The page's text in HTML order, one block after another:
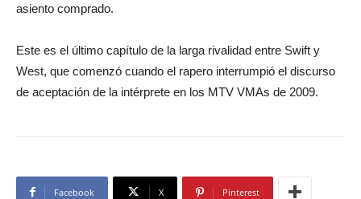
asiento comprado.
Este es el último capítulo de la larga rivalidad entre Swift y
West, que comenzó cuando el rapero interrumpió el discurso
de aceptación de la intérprete en los MTV VMAs de 2009.
Facebook X Pinterest